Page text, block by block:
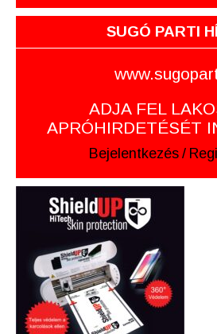
SUGÓ PARTI
ADJA FEL
APRÓHIRDETÉSÉT
Bejelentkezés /